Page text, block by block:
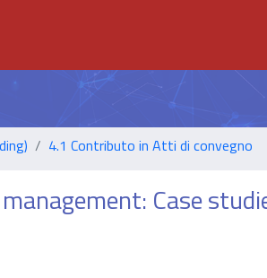
4.1 Contributo in Atti di convegno
Case